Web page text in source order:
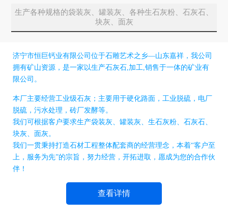
生产各种规格的袋装灰、罐装灰、各种生石灰粉、石灰石、
块灰、面灰
济宁市恒巨钙业有限公司位于石雕艺术之乡—山东嘉祥，我公司
拥有矿山资源，是一家以生产石灰石,加工,销售于一体的矿业有
限公司。
本厂主要经营工业级石灰；主要用于硬化路面，工业脱硫，电厂
脱硫，污水处理，砖厂发酵等。
我们可根据客户要求生产袋装灰、罐装灰、生石灰粉、石灰石、
块灰、面灰。
我们一贯秉持打造石材工程整体配套商的经营理念，本着“客户至
上，服务为先”的宗旨，努力经营，开拓进取，愿成为您的合作伙
伴！
查看详情